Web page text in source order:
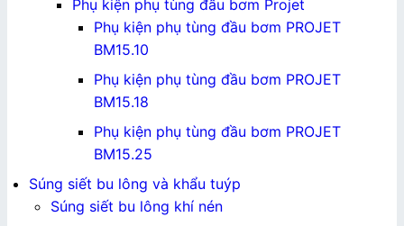
Phụ kiện phụ tùng đầu bơm Projet
Phụ kiện phụ tùng đầu bơm PROJET
BM15.10
Phụ kiện phụ tùng đầu bơm PROJET
BM15.18
Phụ kiện phụ tùng đầu bơm PROJET
BM15.25
Súng siết bu lông và khẩu tuýp
Súng siết bu lông khí nén